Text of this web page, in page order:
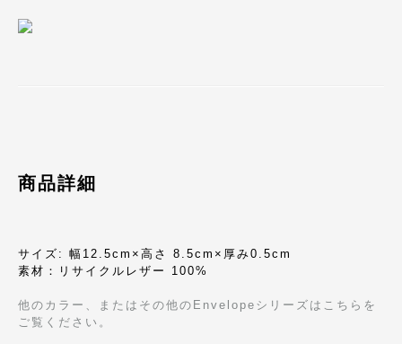
商品詳細
サイズ: 幅12.5cm×高さ 8.5cm×厚み0.5cm
素材：リサイクルレザー 100%
他のカラー、またはその他のEnvelopeシリーズはこちらを
ご覧ください。